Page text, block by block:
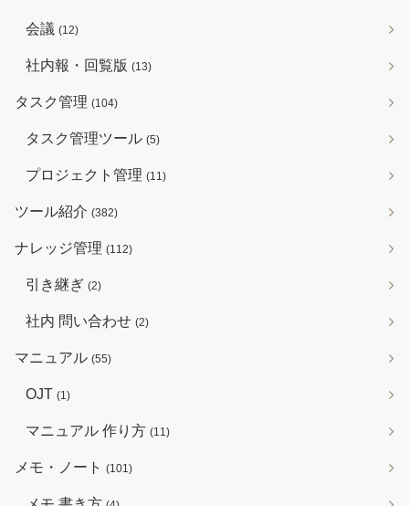
会議 (12)
社内報・回覧版 (13)
タスク管理 (104)
タスク管理ツール (5)
プロジェクト管理 (11)
ツール紹介 (382)
ナレッジ管理 (112)
引き継ぎ (2)
社内 問い合わせ (2)
マニュアル (55)
OJT (1)
マニュアル 作り方 (11)
メモ・ノート (101)